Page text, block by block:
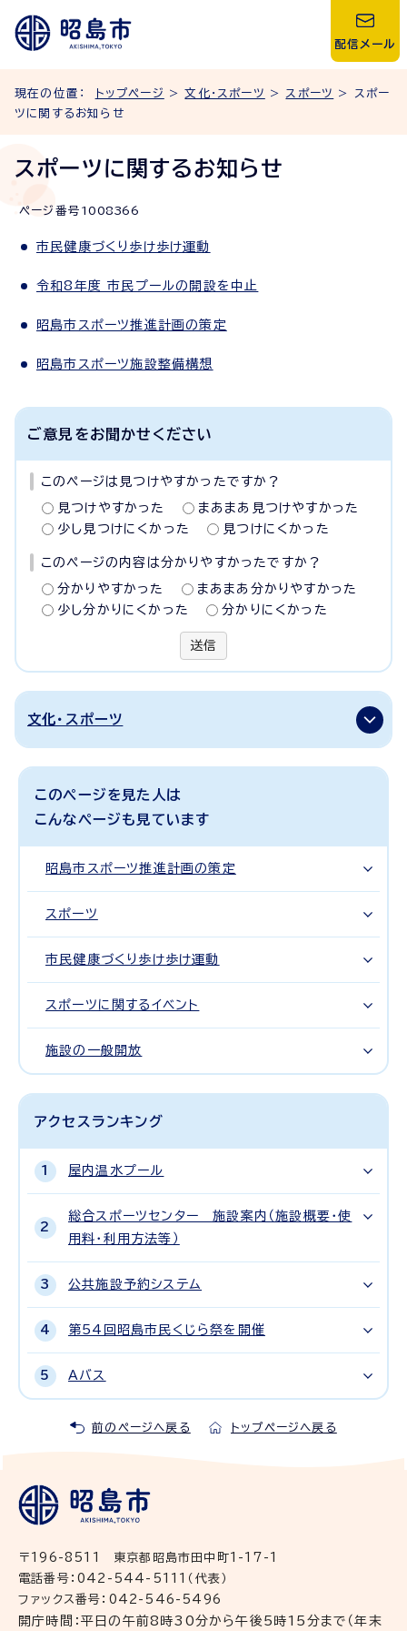
配信メール
現在の位置： トップページ >文化・スポーツ > スポーツ
> スポー
ツに関するお知らせ
スポーツに関するお知らせ
ページ番号 1008366
市民健康づくり歩け歩け運動
令和8年度 市民プールの開設を中止
昭島市スポーツ推進計画の策定
昭島市スポーツ施設整備構想
ご意見をお聞かせください
このページは見つけやすかったですか？
見つけやすかった
まあまあ見つけやすかった
少し見つけにくかった
見つけにくかった
このページの内容は分かりやすかったですか？
分かりやすかった
まあまあ分かりやすかった
少し分かりにくかった
分かりにくかった
送信
文化・スポーツ
このページを見た人は
こんなページも見ています
昭島市スポーツ推進計画の策定
スポーツ
市民健康づくり歩け歩け運動
スポーツに関するイベント
施設の一般開放
アクセスランキング
屋内温水プール
総合スポーツセンター 施設案内（施設概要・使
用料・利用方法等）
公共施設予約システム
第54回昭島市民くじら祭を開催
Aバス
前のページへ戻る トップページへ戻る
〒196-8511 東京都昭島市田中町1-17-1
電話番号：042-544-5111（代表）
ファックス番号：042-546-5496
開庁時間：平日の午前8時30分から午後5時15分まで（年末